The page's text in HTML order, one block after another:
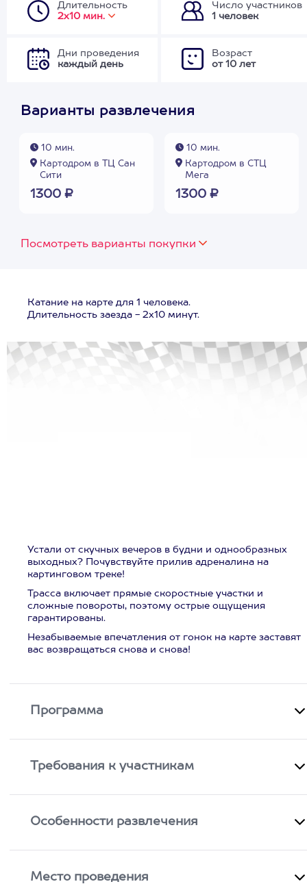
Длительность
2х10 мин.
Число участников
1 человек
Дни проведения
каждый день
Возраст
от 10 лет
Варианты развлечения
10 мин.
Картодром в ТЦ Сан
Сити
1300 ₽
10 мин.
Картодром в СТЦ
Мега
1300 ₽
Посмотреть варианты покупки
Катание на карте для 1 человека.
Длительность заезда - 2х10 минут.
Устали от скучных вечеров в будни и однообразных
выходных? Почувствуйте прилив адреналина на
картинговом треке!
Трасса включает прямые скоростные участки и
сложные повороты, поэтому острые ощущения
гарантированы.
Незабываемые впечатления от гонок на карте заставят
вас возвращаться снова и снова!
Программа
Требования к участникам
Особенности развлечения
Место проведения